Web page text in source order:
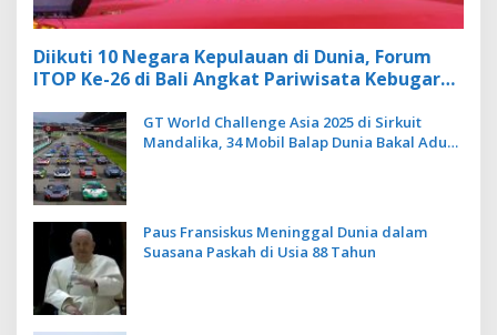
Diikuti 10 Negara Kepulauan di Dunia, Forum
ITOP Ke-26 di Bali Angkat Pariwisata Kebugaran
GT World Challenge Asia 2025 di Sirkuit
Mandalika, 34 Mobil Balap Dunia Bakal Adu
Paus Fransiskus Meninggal Dunia dalam
Suasana Paskah di Usia 88 Tahun